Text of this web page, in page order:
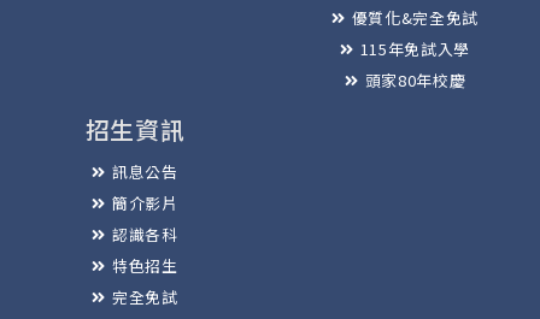
優質化&完全免試
115年免試入學
頭家80年校慶
招生資訊
訊息公告
簡介影片
認識各科
特色招生
完全免試